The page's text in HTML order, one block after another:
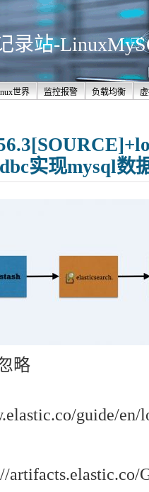
录站-
世界 监控报警 负载均衡
实现mysql数
略
guide/en/